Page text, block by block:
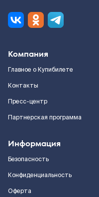
Компания
Главное о Купибилете
Контакты
Пресс-центр
Партнерская программа
Информация
Безопасность
Конфиденциальность
Оферта